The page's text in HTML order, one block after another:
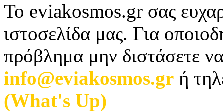
Το eviakosmos.gr σας
ιστοσελίδα μας. Για
πρόβλημα μην διστάσετε
info@eviakosmos.gr ή
(What's Up)